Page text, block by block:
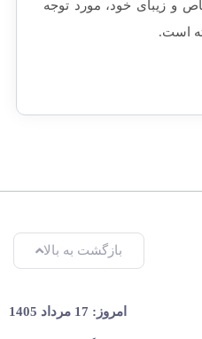
و زیبای خود، مورد توجه
است.
بازگشت به بالا
امروز: 17 مرداد 1405